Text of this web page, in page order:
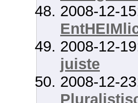
2008-12-
2008-12-
juiste
2008-12-